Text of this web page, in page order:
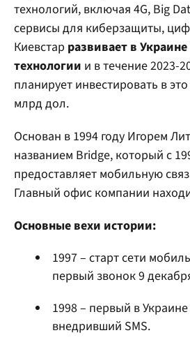
технологий, включая 4G, Big
сервисы для киберзащиты,
Киевстар развивает в
технологии и в течение 2023-
планирует инвестировать в
млрд дол.
Основан в 1994 году Игорем
названием Bridge, который с
предоставляет мобильную
Главный офис компании
Основные вехи истории:
1997 – старт сети
первый звонок 9
1998 – первый в
внедривший SMS.